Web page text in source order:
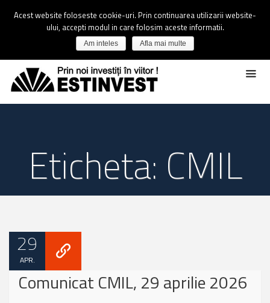
Eticheta: CMIL
29
APR.
Comunicat CMIL, 29 aprilie 2026
Acest website foloseste cookie-uri. Prin continuarea utilizarii website-
ului, accepti modul in care folosim aceste informatii.
Am inteles Afla mai multe